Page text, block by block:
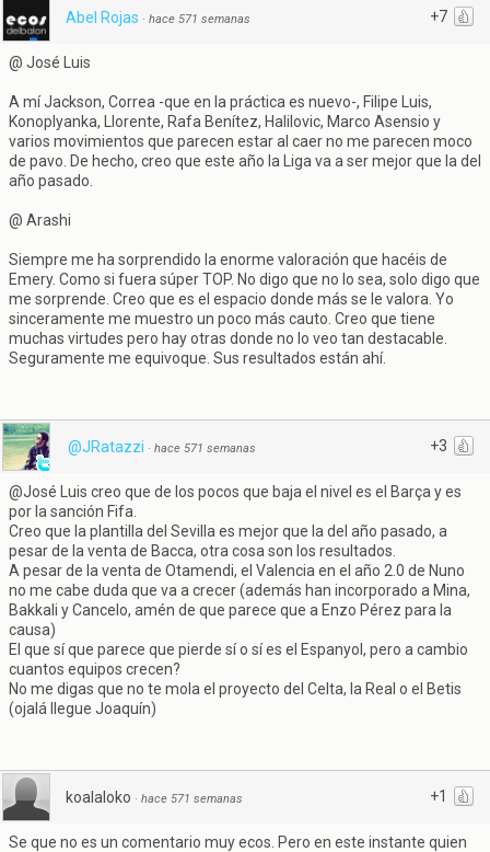
+7
Abel Rojas · hace 571 semanas
@ José Luis
A mí Jackson, Correa -que en la práctica es nuevo-, Filipe Luis,
Konoplyanka, Llorente, Rafa Benítez, Halilovic, Marco Asensio y
varios movimientos que parecen estar al caer no me parecen moco
de pavo. De hecho, creo que este año la Liga va a ser mejor que la del
año pasado.
@ Arashi
Siempre me ha sorprendido la enorme valoración que hacéis de
Emery. Como si fuera súper TOP. No digo que no lo sea, solo digo que
me sorprende. Creo que es el espacio donde más se le valora. Yo
sinceramente me muestro un poco más cauto. Creo que tiene
muchas virtudes pero hay otras donde no lo veo tan destacable.
Seguramente me equivoque. Sus resultados están ahí.
+3
@JRatazzi · hace 571 semanas
@José Luis creo que de los pocos que baja el nivel es el Barça y es
por la sanción Fifa.
Creo que la plantilla del Sevilla es mejor que la del año pasado, a
pesar de la venta de Bacca, otra cosa son los resultados.
A pesar de la venta de Otamendi, el Valencia en el año 2.0 de Nuno
no me cabe duda que va a crecer (además han incorporado a Mina,
Bakkali y Cancelo, amén de que parece que a Enzo Pérez para la
causa)
El que sí que parece que pierde sí o sí es el Espanyol, pero a cambio
cuantos equipos crecen?
No me digas que no te mola el proyecto del Celta, la Real o el Betis
(ojalá llegue Joaquín)
+1
koalaloko · hace 571 semanas
Se que no es un comentario muy ecos. Pero en este instante quien